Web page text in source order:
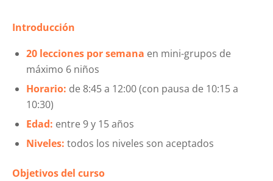
Introducción
20 lecciones por semana en mini-grupos de
máximo 6 niños
Horario: de 8:45 a 12:00 (con pausa de 10:15 a
10:30)
Edad: entre 9 y 15 años
Niveles: todos los niveles son aceptados
Objetivos del curso